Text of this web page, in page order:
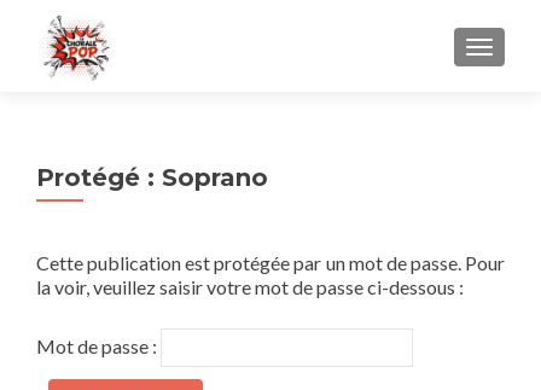
Protégé : Soprano
Cette publication est protégée par un mot de passe. Pour
la voir, veuillez saisir votre mot de passe ci-dessous :
Mot de passe :